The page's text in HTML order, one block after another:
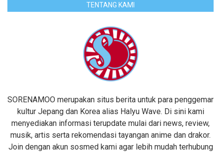
TENTANG KAMI
SORENAMOO merupakan situs berita untuk para penggemar
kultur Jepang dan Korea alias Halyu Wave. Di sini kami
menyediakan informasi terupdate mulai dari news, review,
musik, artis serta rekomendasi tayangan anime dan drakor.
Join dengan akun sosmed kami agar lebih mudah terhubung